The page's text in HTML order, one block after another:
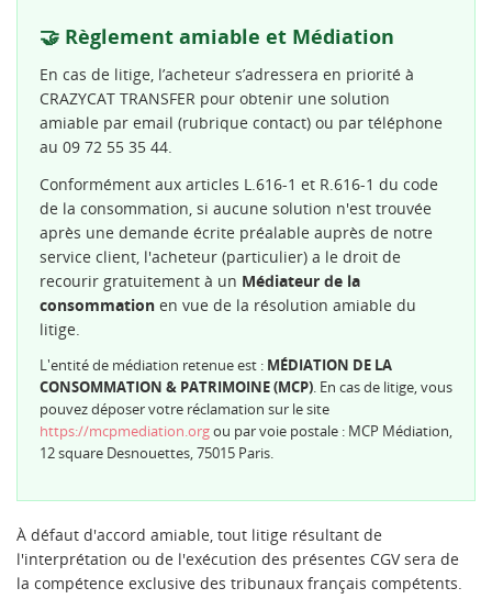
🤝 Règlement amiable et Médiation
En cas de litige, l’acheteur s’adressera en priorité à
CRAZYCAT TRANSFER pour obtenir une solution
amiable par email (rubrique contact) ou par téléphone
au 09 72 55 35 44.
Conformément aux articles L.616-1 et R.616-1 du code
de la consommation, si aucune solution n'est trouvée
après une demande écrite préalable auprès de notre
service client, l'acheteur (particulier) a le droit de
recourir gratuitement à un Médiateur de la
consommation en vue de la résolution amiable du
litige.
L'entité de médiation retenue est : MÉDIATION DE LA
CONSOMMATION & PATRIMOINE (MCP). En cas de litige, vous
pouvez déposer votre réclamation sur le site
https://mcpmediation.orgou par voie postale : MCP Médiation,
12 square Desnouettes, 75015 Paris.
À défaut d'accord amiable, tout litige résultant de
l'interprétation ou de l'exécution des présentes CGV sera de
la compétence exclusive des tribunaux français compétents.